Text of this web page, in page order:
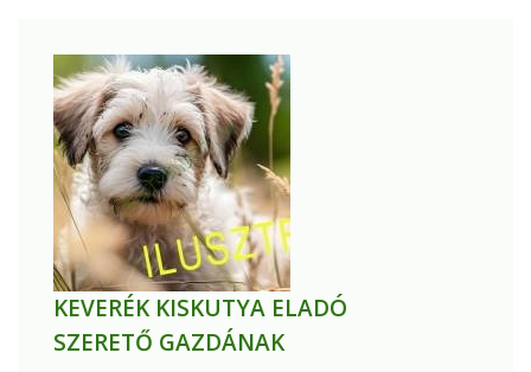
KEVERÉK KISKUTYA ELADÓ
SZERETŐ GAZDÁNAK